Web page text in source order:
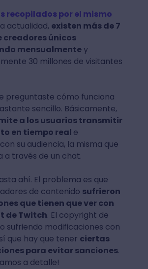
recopilados por el mismo
actualidad, existen más de 7
creadores únicos
mensualmentey
30 millones de visitantes
preguntaste cómo funciona
sencillo. Básicamente,
a los usuarios transmitir
en tiempo real e
su audiencia, la misma que
a través de un chat.
ahí. El problema es que
de contenido sufrieron
que tienen que ver con
de Twitch. El copyright de
sufriendo modificaciones con
que hay que tener ciertas
para evitar sanciones.
a detalle!